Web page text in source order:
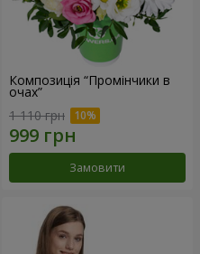
Композиція “Промінчики в
очах”
1 110 грн
Замовити